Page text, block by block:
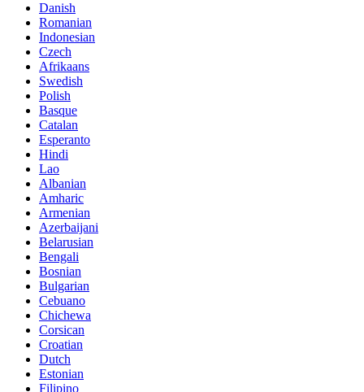
Danish
Romanian
Indonesian
Czech
Afrikaans
Swedish
Polish
Basque
Catalan
Esperanto
Hindi
Lao
Albanian
Amharic
Armenian
Azerbaijani
Belarusian
Bengali
Bosnian
Bulgarian
Cebuano
Chichewa
Corsican
Croatian
Dutch
Estonian
Filipino